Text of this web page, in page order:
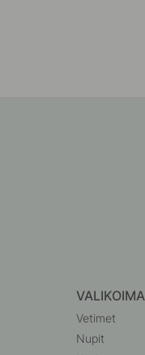
VALIKOIMA
Vetimet
Nupit